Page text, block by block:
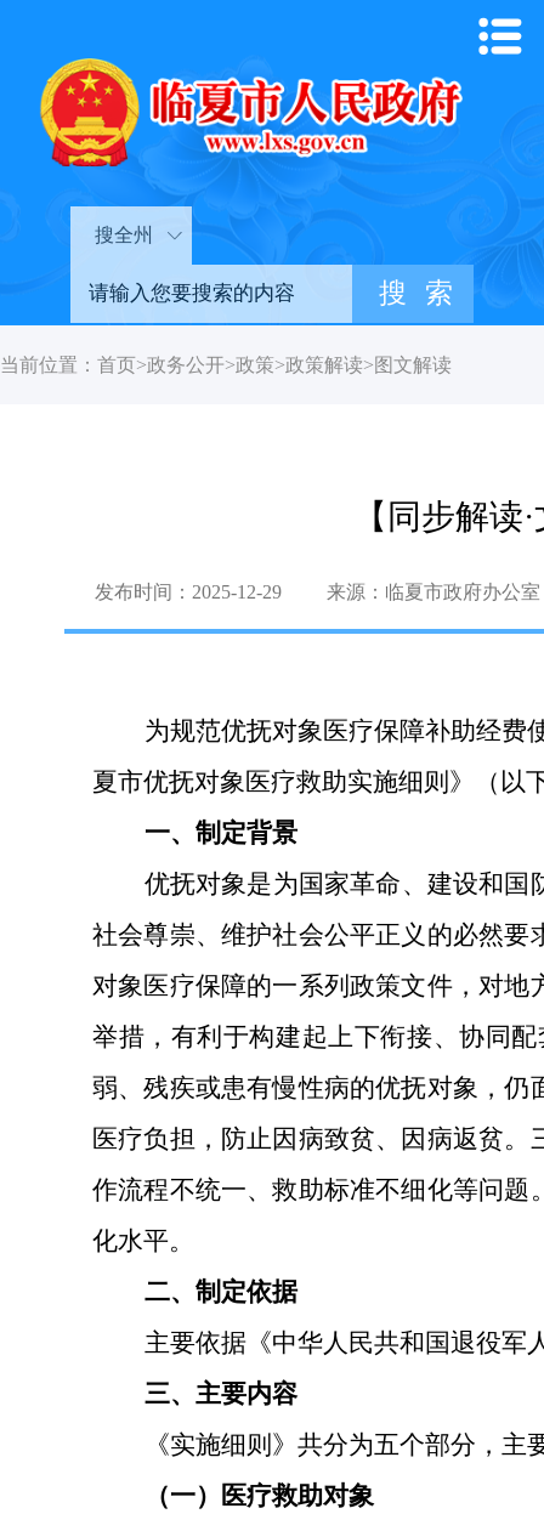
搜全州
当前位置： 首页>政务公开>政策>政策解读>图文解读
【同步解
发布时间：2025-12-29 来源：临夏市政府办公室
为规范优抚对象医疗保障补助经费
夏市优抚对象医疗救助实施细则》（以
一、制定背景
优抚对象是为国家革命、建设和
社会尊崇、维护社会公平正义的必然要
对象医疗保障的一系列政策文件，对
举措，有利于构建起上下衔接、协同
弱、残疾或患有慢性病的优抚对象，
医疗负担，防止因病致贫、因病返贫
作流程不统一、救助标准不细化等问
化水平。
二、制定依据
主要依据《中华人民共和国退役军
三、主要内容
《实施细则》共分为五个部分，主
（一）医疗救助对象